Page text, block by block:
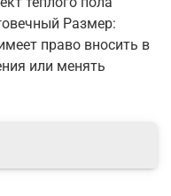
Размер:
право вносить в
или менять